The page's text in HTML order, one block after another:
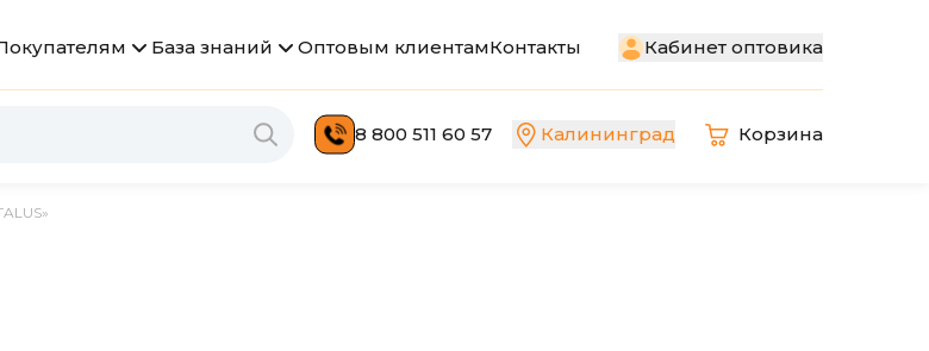
База знаний Оптовым клиентамКонтакты Кабинет оптовика
8 800 511 60 57 Калининград Корзина